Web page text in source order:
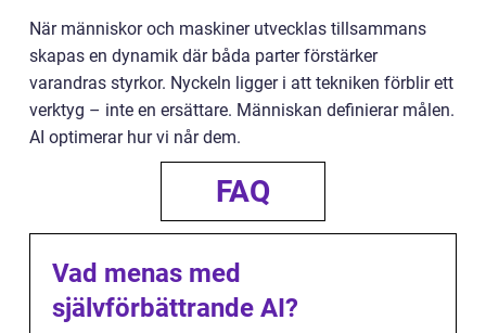
När människor och maskiner utvecklas tillsammans
skapas en dynamik där båda parter förstärker
varandras styrkor. Nyckeln ligger i att tekniken förblir ett
verktyg – inte en ersättare. Människan definierar målen.
AI optimerar hur vi når dem.
FAQ
Vad menas med
självförbättrande AI?